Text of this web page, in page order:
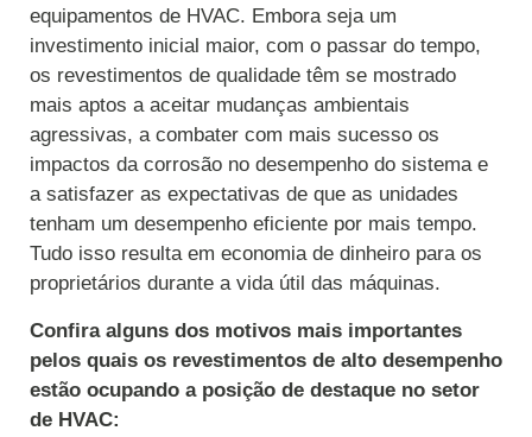
equipamentos de HVAC. Embora seja um
investimento inicial maior, com o passar do tempo,
os revestimentos de qualidade têm se mostrado
mais aptos a aceitar mudanças ambientais
agressivas, a combater com mais sucesso os
impactos da corrosão no desempenho do sistema e
a satisfazer as expectativas de que as unidades
tenham um desempenho eficiente por mais tempo.
Tudo isso resulta em economia de dinheiro para os
proprietários durante a vida útil das máquinas.
Confira alguns dos motivos mais importantes
pelos quais os revestimentos de alto desempenho
estão ocupando a posição de destaque no setor
de HVAC: